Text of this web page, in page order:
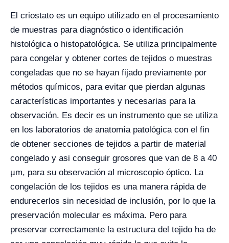
El criostato es un equipo utilizado en el procesamiento
de muestras para diagnóstico o identificación
histológica o histopatológica. Se utiliza principalmente
para congelar y obtener cortes de tejidos o muestras
congeladas que no se hayan fijado previamente por
métodos químicos, para evitar que pierdan algunas
características importantes y necesarias para la
observación. Es decir es un instrumento que se utiliza
en los laboratorios de anatomía patológica con el fin
de obtener secciones de tejidos a partir de material
congelado y asi conseguir grosores que van de 8 a 40
µm, para su observación al microscopio óptico. La
congelación de los tejidos es una manera rápida de
endurecerlos sin necesidad de inclusión, por lo que la
preservación molecular es máxima. Pero para
preservar correctamente la estructura del tejido ha de